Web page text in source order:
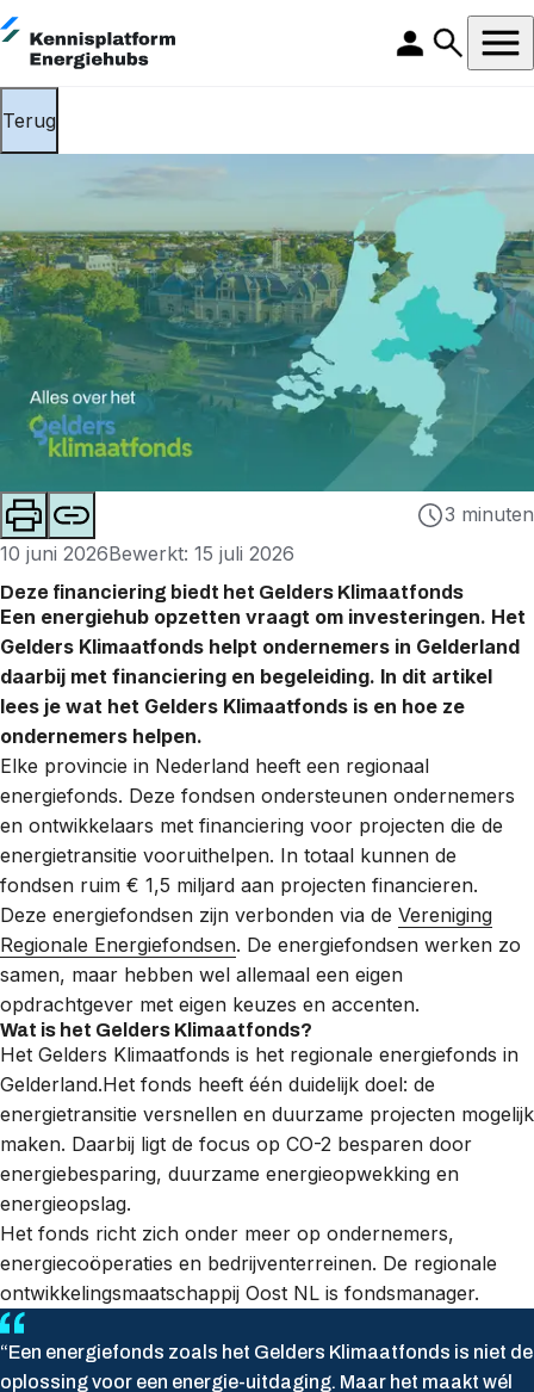
Terug
3 minuten
10 juni 2026Bewerkt: 15 juli 2026
Deze financiering biedt het Gelders Klimaatfonds
Een energiehub opzetten vraagt om investeringen. Het
Gelders Klimaatfonds helpt ondernemers in Gelderland
daarbij met financiering en begeleiding. In dit artikel
lees je wat het Gelders Klimaatfonds is en hoe ze
ondernemers helpen.
Elke provincie in Nederland heeft een regionaal
energiefonds. Deze fondsen ondersteunen ondernemers
en ontwikkelaars met financiering voor projecten die de
energietransitie vooruithelpen. In totaal kunnen de
fondsen ruim € 1,5 miljard aan projecten financieren.
Deze energiefondsen zijn verbonden via de Vereniging
Regionale Energiefondsen. De energiefondsen werken zo
samen, maar hebben wel allemaal een eigen
opdrachtgever met eigen keuzes en accenten.
Wat is het Gelders Klimaatfonds?
Het Gelders Klimaatfonds is het regionale energiefonds in
Gelderland.Het fonds heeft één duidelijk doel: de
energietransitie versnellen en duurzame projecten mogelijk
maken. Daarbij ligt de focus op CO-2 besparen door
energiebesparing, duurzame energieopwekking en
energieopslag.
Het fonds richt zich onder meer op ondernemers,
energiecoöperaties en bedrijventerreinen. De regionale
ontwikkelingsmaatschappij Oost NL is fondsmanager.
“Een energiefonds zoals het Gelders Klimaatfonds is niet de
oplossing voor een energie-uitdaging. Maar het maakt wél